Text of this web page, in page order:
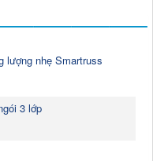
lượng nhẹ Smartruss
3 lớp